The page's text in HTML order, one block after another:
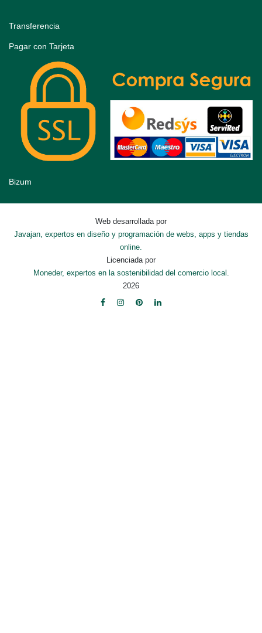
Transferencia
Pagar con Tarjeta
Bizum
Web desarrollada por
Javajan, expertos en diseño y programación de webs, apps y tiendas
online.
Licenciada por
Moneder, expertos en la sostenibilidad del comercio local.
2026